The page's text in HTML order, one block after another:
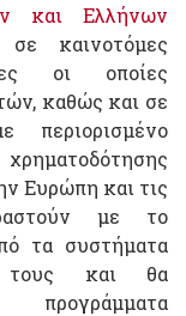
και Ελλήνων
καινοτόμες
οι οποίες
καθώς και σε
περιορισμένο
Ευρώπη και τις
με το
τα συστήματα
τους και θα